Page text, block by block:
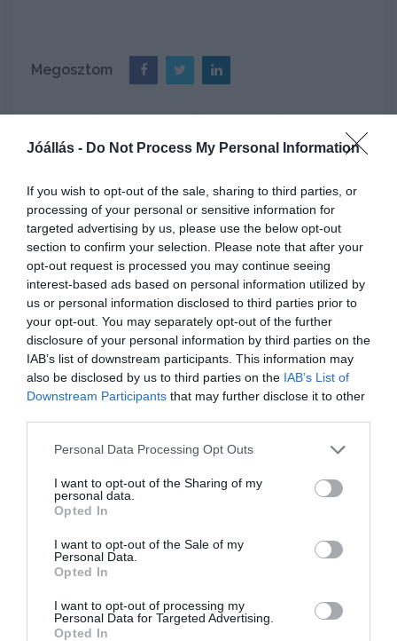
Jóállás - Do Not Process My Personal Information
If you wish to opt-out of the sale, sharing to third parties, or
processing of your personal or sensitive information for
targeted advertising by us, please use the below opt-out
section to confirm your selection. Please note that after your
opt-out request is processed you may continue seeing
interest-based ads based on personal information utilized by
us or personal information disclosed to third parties prior to
your opt-out. You may separately opt-out of the further
disclosure of your personal information by third parties on the
IAB’s list of downstream participants. This information may
also be disclosed by us to third parties on the IAB’s List of
Downstream Participants that may further disclose it to other
Personal Data Processing Opt Outs
I want to opt-out of the Sharing of my
personal data.
Opted In
I want to opt-out of the Sale of my
Personal Data.
Opted In
I want to opt-out of processing my
Personal Data for Targeted Advertising.
Opted In
Megosztom
Szabályrendszer
Keresés
Kulcsszavak
Legfrissebb bejegyzések
Munkanélküliség: eltérő trendek a
2026. 01. 05.
székelyföldi megyékben